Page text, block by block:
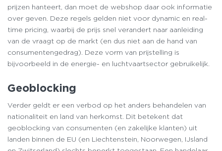
prijzen hanteert, dan moet de webshop daar ook informatie
over geven. Deze regels gelden niet voor dynamic en real-
time pricing, waarbij de prijs snel verandert naar aanleiding
van de vraagt op de markt (en dus niet aan de hand van
consumentengedrag). Deze vorm van prijstelling is
bijvoorbeeld in de energie- en luchtvaartsector gebruikelijk.
Geoblocking
Verder geldt er een verbod op het anders behandelen van
nationaliteit en land van herkomst. Dit betekent dat
geoblocking van consumenten (en zakelijke klanten) uit
landen binnen de EU (en Liechtenstein, Noorwegen, IJsland